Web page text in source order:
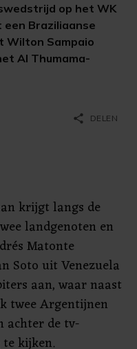
op het WK
Braziliaanse
Wilton Sampaio
Al Thumama-
share DELEN
krijgt langs de
landgenoten en
Matonte
Soto uit Venezuela
aan, waar naast
twee Argentijnen
achter de tv-
kijken.